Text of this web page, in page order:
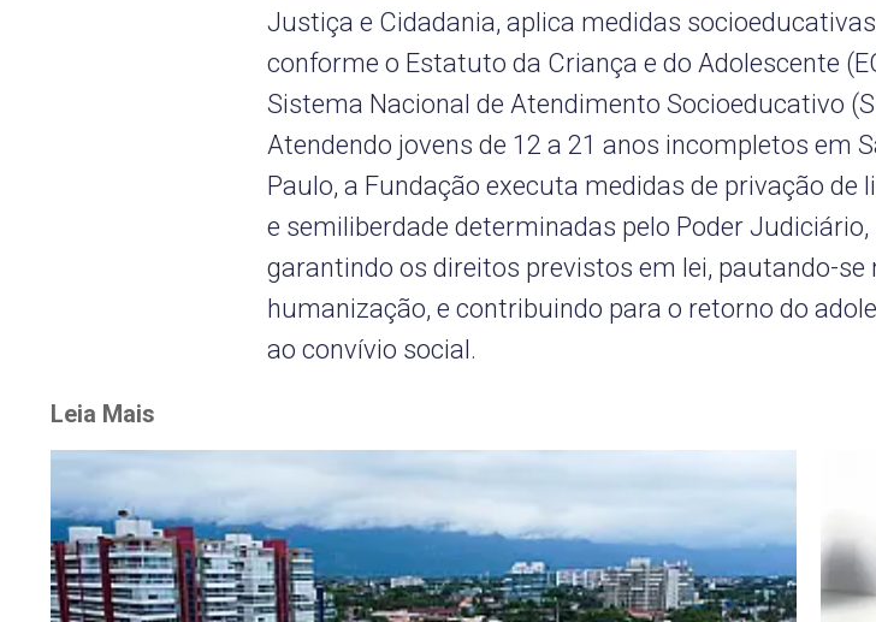
Justiça e Cidadania, aplica medidas socioeducativas
conforme o Estatuto da Criança e do Adolescente
Sistema Nacional de Atendimento Socioeducativo
Atendendo jovens de 12 a 21 anos incompletos em
Paulo, a Fundação executa medidas de privação de
e semiliberdade determinadas pelo Poder Judiciário,
garantindo os direitos previstos em lei, pautando-se
humanização, e contribuindo para o retorno do
ao convívio social.
Leia Mais